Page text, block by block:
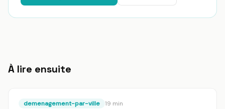
À lire ensuite
demenagement-par-ville 19 min